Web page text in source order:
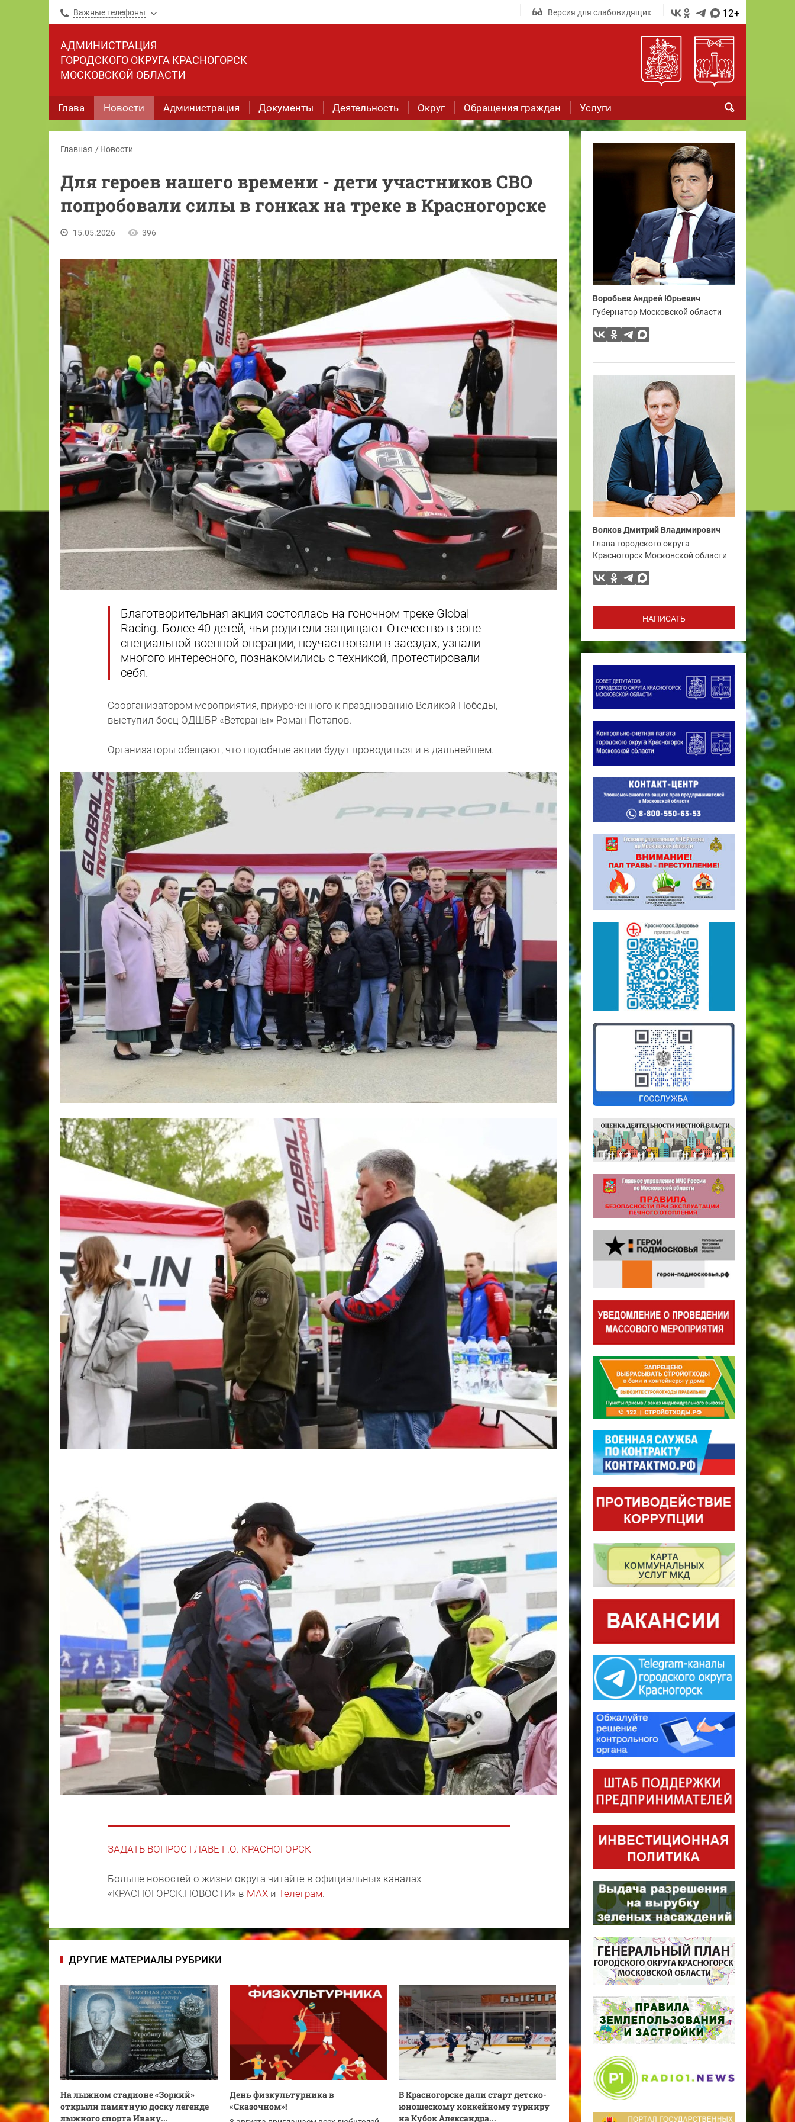
Важные телефоны Версия для слабовидящих 12+
АДМИНИСТРАЦИЯ
ГОРОДСКОГО ОКРУГА КРАСНОГОРСК
МОСКОВСКОЙ ОБЛАСТИ
Глава Новости Администрация Документы Деятельность Округ Обращения граждан Услуги
Главная Новости
Для героев нашего времени - дети участников СВО
попробовали силы в гонках на треке в Красногорске
15.05.2026 396
Благотворительная акция состоялась на гоночном треке Global
Racing. Более 40 детей, чьи родители защищают Отечество в зоне
специальной военной операции, поучаствовали в заездах, узнали
многого интересного, познакомились с техникой, протестировали
себя.
Соорганизатором мероприятия, приуроченного к празднованию Великой Победы,
выступил боец ОДШБР «Ветераны» Роман Потапов.
Организаторы обещают, что подобные акции будут проводиться и в дальнейшем.
ЗАДАТЬ ВОПРОС ГЛАВЕ Г.О. КРАСНОГОРСК
Больше новостей о жизни округа читайте в официальных каналах
«КРАСНОГОРСК.НОВОСТИ» в MAX и Телеграм.
ДРУГИЕ МАТЕРИАЛЫ РУБРИКИ
На лыжном стадионе «Зоркий»
открыли памятную доску легенде
лыжного спорта Ивану...
День физкультурника в
«Сказочном»!
В Красногорске дали старт детско-
юношескому хоккейному турниру
на Кубок Александра...
Воробьев Андрей Юрьевич
Губернатор Московской области
Волков Дмитрий Владимирович
Глава городского округа
Красногорск Московской области
НАПИСАТЬ